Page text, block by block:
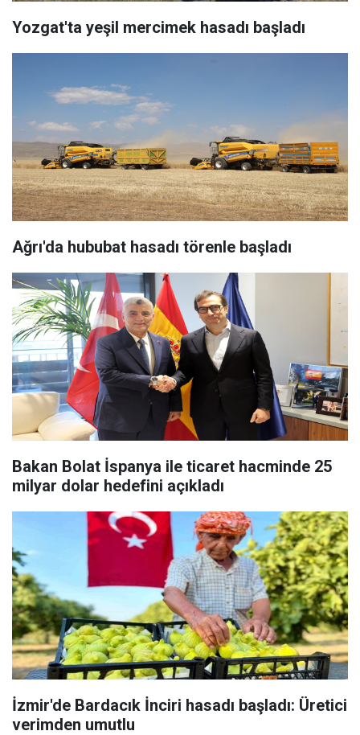
Yozgat'ta yeşil mercimek hasadı başladı
Ağrı'da hububat hasadı törenle başladı
Bakan Bolat İspanya ile ticaret hacminde 25
milyar dolar hedefini açıkladı
İzmir'de Bardacık İnciri hasadı başladı: Üretici
verimden umutlu